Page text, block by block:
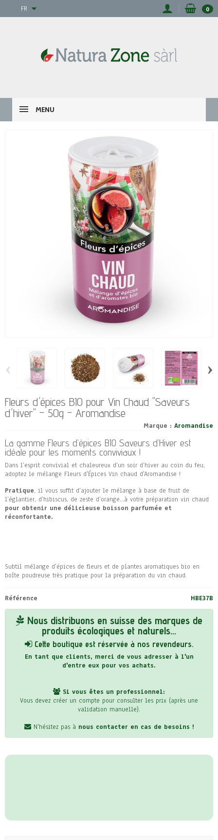
FR 0
MENU
‹ ›
Fleurs d'épices BIO pour Vin Chaud "Saveurs
d'hiver" - 50g - Aromandise
Marque : Aromandise
La gamme Fleurs d’épices BIO Saveurs d’Hiver est
idéale pour les moments conviviaux !
Dans l’esprit convivial et chaleureux d’un soir d’hiver au coin du feu,
adoptez le mélange Fleurs d'Épices Vin chaud d'Aromandise !
Pratique, il vous suffit d’ajouter le mélange à base de fruit de
l’églantier, d’hibiscus, de zeste d’orange…à votre préparation vin chaud
pour obtenir une délicieuse boisson parfumée et
réconfortante.
Subtil mélange d'épices de fleurs et de plantes aromatiques bio en
boîte poudreuse très pratique pour la préparation du vin chaud.
Référence HBE37B
Nous distribuons en suisse des marques de
produits écologiques et naturels...
Cette boutique est réservée à nos revendeurs.
En tant que clients, merci de vous adresser à l'un
d'entre eux pour vos achats.
Si vous êtes un professionnel:
Vous devez créer un compte pour consulter les prix (après une
validation manuelle).
N'hésitez pas à nous contacter en cas de besoins !